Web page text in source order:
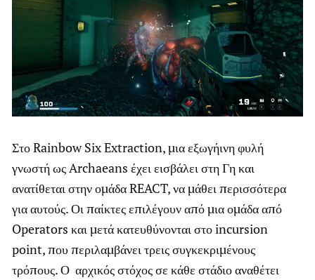
Στο Rainbow Six Extraction, μια εξωγήινη φυλή
γνωστή ως Archaeans έχει εισβάλει στη Γη και
ανατίθεται στην ομάδα REACT, να μάθει περισσότερα
για αυτούς. Οι παίκτες επιλέγουν από μια ομάδα από
Operators και μετά κατευθύνονται στο incursion
point, που περιλαμβάνει τρεις συγκεκριμένους
τρόπους. Ο αρχικός στόχος σε κάθε στάδιο αναθέτει